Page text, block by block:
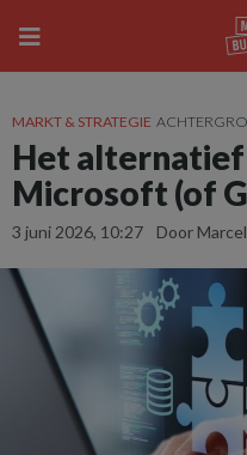
MARKT & STRATEGIE
Het
Microsoft (of
3 juni 2026, 10:27 Door